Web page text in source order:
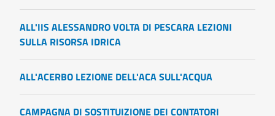
ALL'IIS ALESSANDRO VOLTA DI PESCARA LEZIONI
SULLA RISORSA IDRICA
ALL'ACERBO LEZIONE DELL'ACA SULL'ACQUA
CAMPAGNA DI SOSTITUIZIONE DEI CONTATORI